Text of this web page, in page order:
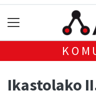
Ikastolako